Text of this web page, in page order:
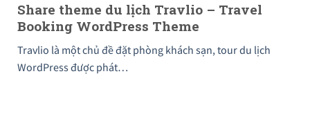
Share theme du lịch Travlio – Travel
Booking WordPress Theme
Travlio là một chủ đề đặt phòng khách sạn, tour du lịch
WordPress được phát…